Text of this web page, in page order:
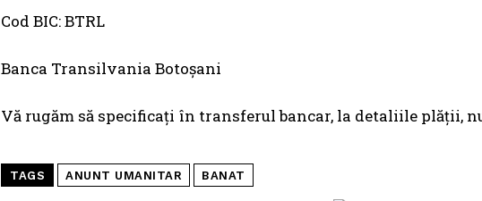
Cod BIC: BTRL
Banca Transilvania Botoșani
Vă rugăm să specificați în transferul bancar, la detaliile plății,
TAGS ANUNT UMANITAR BANAT